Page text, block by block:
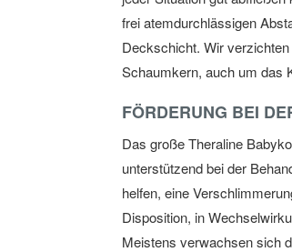
frei atemdurchlässigen
Deckschicht. Wir
Schaumkern, auch um das
FÖRDERUNG BEI
Das große Theraline
unterstützend bei der
helfen, eine
Disposition, in
Meistens verwachsen sich